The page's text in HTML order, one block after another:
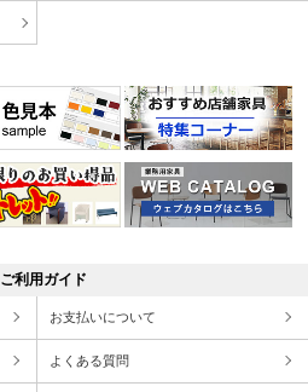
ご利用ガイド
お支払いについて
よくある質問